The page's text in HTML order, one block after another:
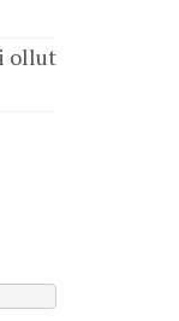
ollut